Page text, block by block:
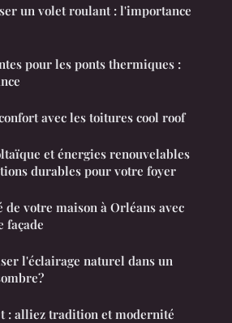
un volet roulant : l'importance
pour les ponts thermiques :
avec les toitures cool roof
et énergies renouvelables
durables pour votre foyer
de votre maison à Orléans avec
façade
l'éclairage naturel dans un
: alliez tradition et modernité